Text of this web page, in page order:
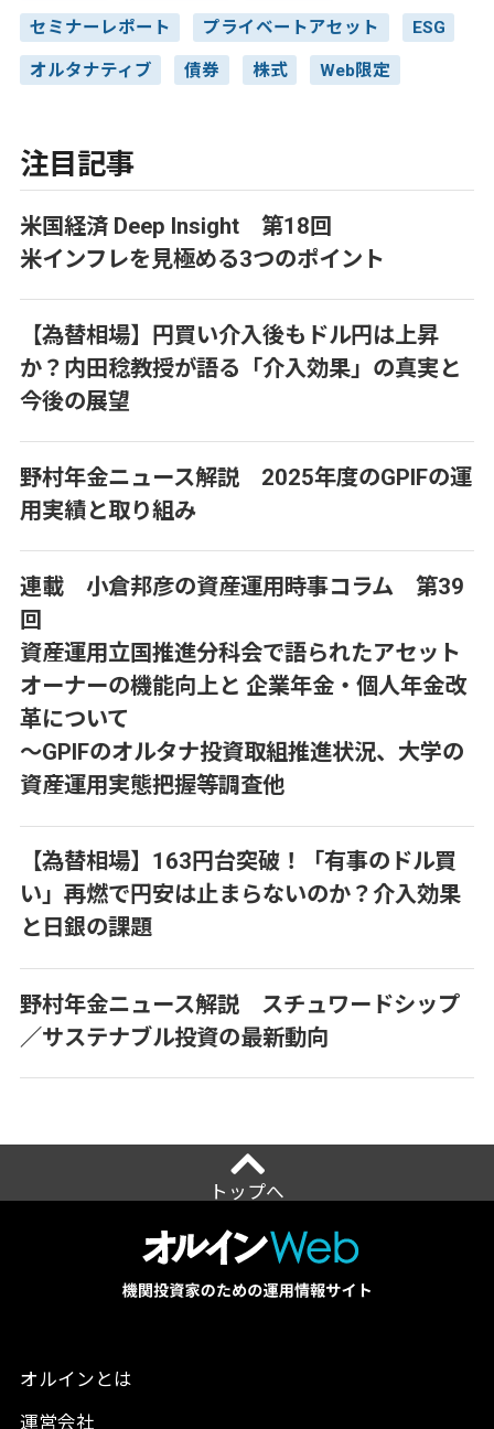
セミナーレポート プライベートアセット ESG
オルタナティブ 債券 株式 Web限定
注目記事
米国経済 Deep Insight 第18回
米インフレを見極める3つのポイント
【為替相場】円買い介入後もドル円は上昇
か？内田稔教授が語る「介入効果」の真実と
今後の展望
野村年金ニュース解説 2025年度のGPIFの運
用実績と取り組み
連載 小倉邦彦の資産運用時事コラム 第39
回
資産運用立国推進分科会で語られたアセット
オーナーの機能向上と 企業年金・個人年金改
革について
～GPIFのオルタナ投資取組推進状況、大学の
資産運用実態把握等調査他
【為替相場】163円台突破！「有事のドル買
い」再燃で円安は止まらないのか？介入効果
と日銀の課題
野村年金ニュース解説 スチュワードシップ
／サステナブル投資の最新動向
トップへ
オルインとは
運営会社